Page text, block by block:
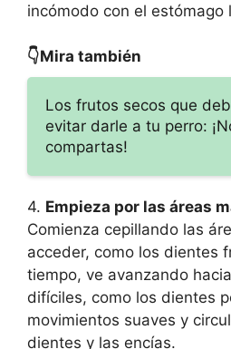
incómodo con el estómago
👇Mira también
Los frutos secos que
evitar darle a tu perro:
compartas!
4. Empieza por las áreas
Comienza cepillando las
acceder, como los dientes
tiempo, ve avanzando
difíciles, como los dientes
movimientos suaves y
dientes y las encías.